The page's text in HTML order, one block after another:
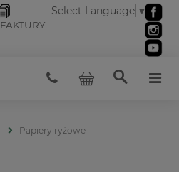
FAKTURY
Select Language ▼
Papiery ryżowe